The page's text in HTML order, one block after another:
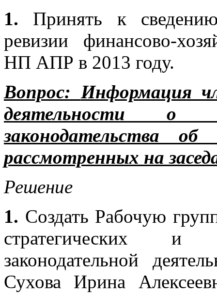
1. Принять к
ревизии финансово-
НП АПР в 2013 году.
Вопрос: Информация
деятельности о
законодательства об
рассмотренных на
Решение
1. Создать Рабочую
стратегических и
законодательной
Сухова Ирина